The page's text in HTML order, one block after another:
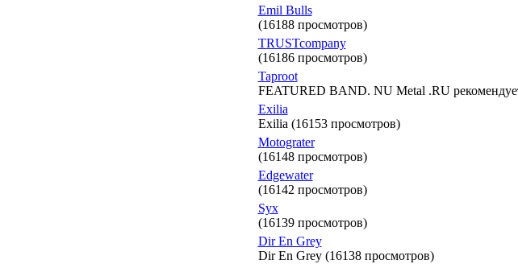
Emil Bulls
(16188 просмотров)
TRUSTcompany
(16186 просмотров)
Taproot
FEATURED BAND. NU Metal .RU
Exilia
Exilia (16153 просмотров)
Motograter
(16148 просмотров)
Edgewater
(16142 просмотров)
Syx
(16139 просмотров)
Dir En Grey
Dir En Grey (16138 просмотров)